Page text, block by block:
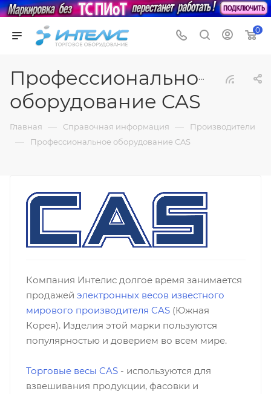
0
Профессиональное
оборудование CAS
Главная — Справочная информация — Производители
— Профессиональное оборудование CAS
Компания Интелис долгое время занимается
продажей электронных весов известного
мирового производителя CAS(Южная
Корея). Изделия этой марки пользуются
популярностью и доверием во всем мире.
Торговые весы CAS- используются для
взвешивания продукции, фасовки и